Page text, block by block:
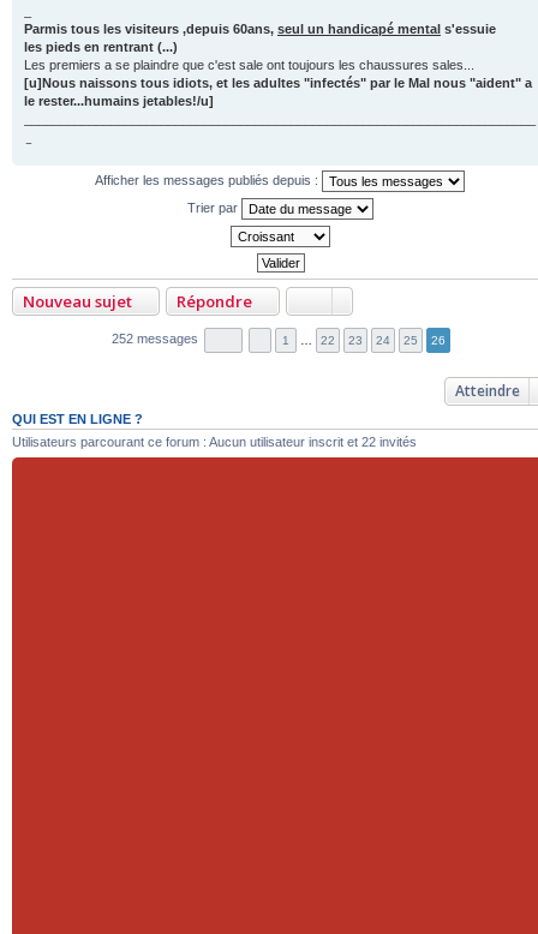
Parmis tous les visiteurs ,depuis 60ans, seul un handicapé mental s'essuie
les pieds en rentrant (...)
Les premiers a se plaindre que c'est sale ont toujours les chaussures sales...
[u]Nous naissons tous idiots, et les adultes "infectés" par le Mal nous "aident" a
le rester...humains jetables!/u]
Afficher les messages publiés depuis :
Trier par
Nouveau sujet Répondre
252 messages 1 22 23 24 25 26
Atteindre
QUI EST EN LIGNE ?
Utilisateurs parcourant ce forum : Aucun utilisateur inscrit et 22 invités